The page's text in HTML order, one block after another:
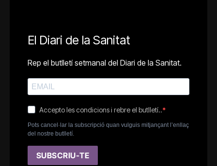
El Diari de la Sanitat
Rep el butlletí setmanal del Diari de la Sanitat.
Accepto les condicions i rebre el butlletí..
Pots cancel·lar la subscripció quan vulguis mitjançant l’enllaç
del nostre butlletí.
SUBSCRIU-TE